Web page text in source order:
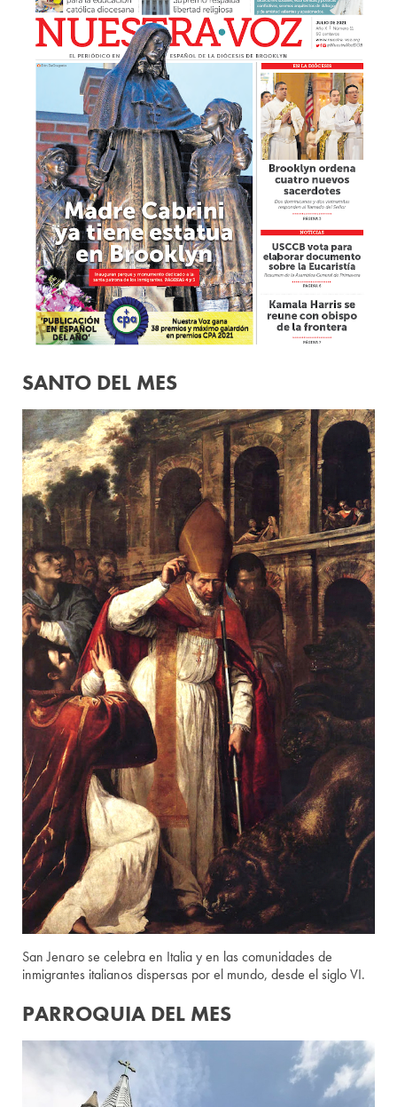
SANTO DEL MES
San Jenaro se celebra en Italia y en las comunidades de
inmigrantes italianos dispersas por el mundo, desde el siglo VI.
PARROQUIA DEL MES